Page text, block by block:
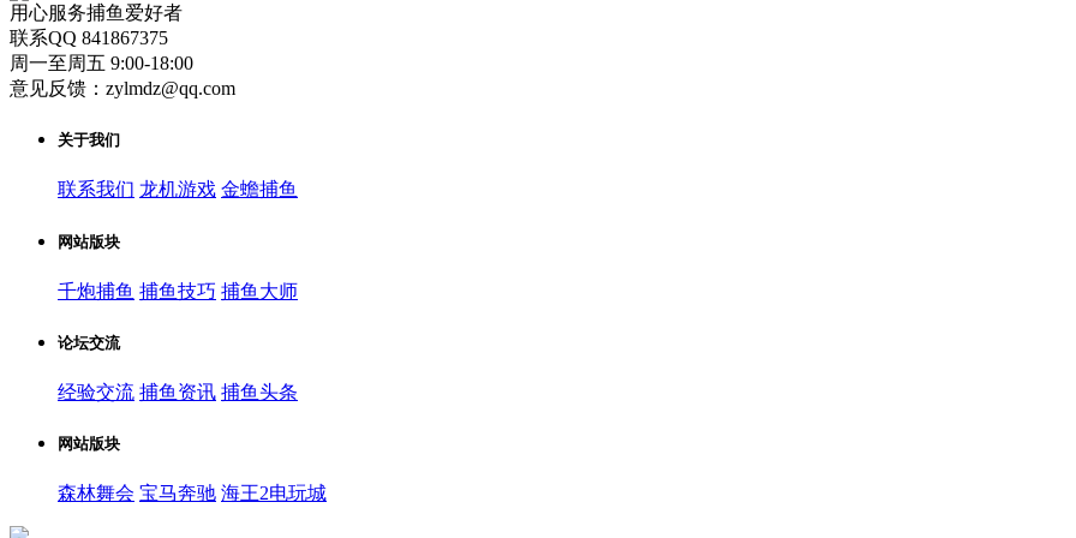
用心服务捕鱼爱好者
联系QQ 841867375
周一至周五 9:00-18:00
意见反馈：zylmdz@qq.com
关于我们
联系我们 龙机游戏 金蟾捕鱼
网站版块
千炮捕鱼 捕鱼技巧 捕鱼大师
论坛交流
经验交流 捕鱼资讯 捕鱼头条
网站版块
森林舞会 宝马奔驰 海王2电玩城